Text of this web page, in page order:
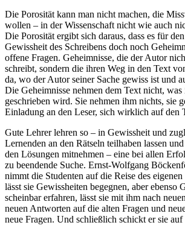
Die Porosität kann man nicht machen, die
wollen – in der Wissenschaft nicht wie auch
Die Porosität ergibt sich daraus, dass es für
Gewissheit des Schreibens doch noch
offene Fragen. Geheimnisse, die der Autor
schreibt, sondern die ihren Weg in den Text
da, wo der Autor seiner Sache gewiss ist und
Die Geheimnisse nehmen dem Text nicht,
geschrieben wird. Sie nehmen ihm nichts, sie
Einladung an den Leser, sich wirklich auf den
Gute Lehrer lehren so – in Gewissheit und
Lernenden an den Rätseln teilhaben lassen
den Lösungen mitnehmen – eine bei allen
zu beendende Suche. Ernst-Wolfgang
nimmt die Studenten auf die Reise des
lässt sie Gewissheiten begegnen, aber ebenso
scheinbar erfahren, lässt sie mit ihm nach
neuen Antworten auf die alten Fragen und
neue Fragen. Und schließlich schickt er sie auf